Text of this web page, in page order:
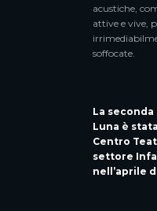
acustiche,
attive e vive,
soffocate.
La seconda
Luna è
Centro
settore
nell’aprile